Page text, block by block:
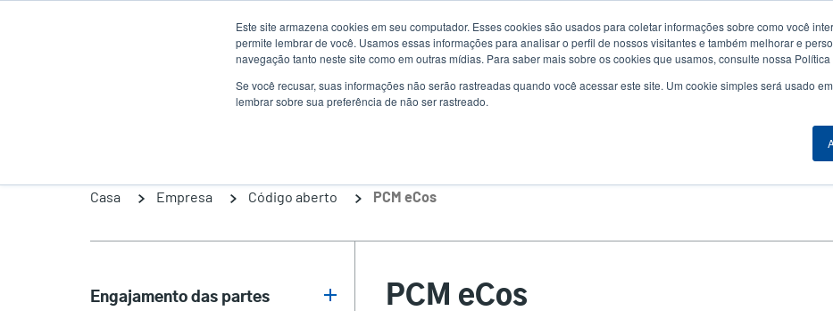
Este site armazena cookies em seu computador. Esses cookies são usados para coletar informações sobre como você
permite lembrar de você. Usamos essas informações para analisar o perfil de nossos visitantes e também melhorar e
navegação tanto neste site como em outras mídias. Para saber mais sobre os cookies que usamos, consulte nossa
Se você recusar, suas informações não serão rastreadas quando você acessar este site. Um cookie simples será usado
lembrar sobre sua preferência de não ser rastreado.
User
Notícias
Produtos Soluções Serviço Suporte e downloads Sócios
Casa Empresa Código aberto PCM eCos
Engajamento das partes
PCM eCos